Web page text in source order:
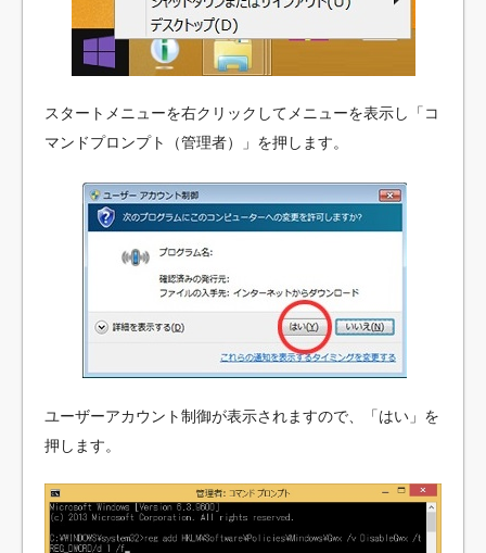
スタートメニューを右クリックしてメニューを表示し「コ
マンドプロンプト（管理者）」を押します。
ユーザーアカウント制御が表示されますので、「はい」を
押します。